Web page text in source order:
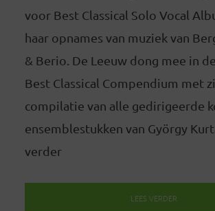
voor Best Classical Solo Vocal
haar opnames van muziek van
& Berio. De Leeuw dong mee in
Best Classical Compendium met
compilatie van alle gedirigeerde
ensemblestukken van György
verder
LEES VERDER